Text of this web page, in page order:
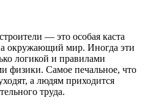
— это особая каста
окружающий мир. Иногда эти
логикой и правилами
физики. Самое печальное, что
а людям приходится
труда.